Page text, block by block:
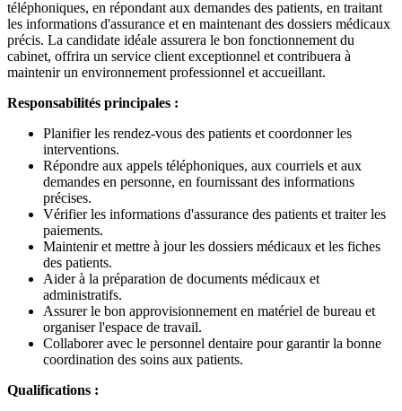
téléphoniques, en répondant aux demandes des patients, en traitant
les informations d'assurance et en maintenant des dossiers médicaux
précis. La candidate idéale assurera le bon fonctionnement du
cabinet, offrira un service client exceptionnel et contribuera à
maintenir un environnement professionnel et accueillant.
Responsabilités principales :
Planifier les rendez-vous des patients et coordonner les
interventions.
Répondre aux appels téléphoniques, aux courriels et aux
demandes en personne, en fournissant des informations
précises.
Vérifier les informations d'assurance des patients et traiter les
paiements.
Maintenir et mettre à jour les dossiers médicaux et les fiches
des patients.
Aider à la préparation de documents médicaux et
administratifs.
Assurer le bon approvisionnement en matériel de bureau et
organiser l'espace de travail.
Collaborer avec le personnel dentaire pour garantir la bonne
coordination des soins aux patients.
Qualifications :